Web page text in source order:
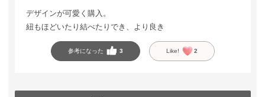
デザインが可愛く購入。
紐もほどいたり結べたりでき、より良き
参考になった 3 Like! 2